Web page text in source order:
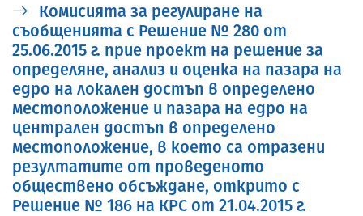
Комисията за регулиране на
съобщенията с Решение № 280 от
25.06.2015 г. прие проект на решение за
определяне, анализ и оценка на пазара на
едро на локален достъп в определено
местоположение и пазара на едро на
централен достъп в определено
местоположение, в което са отразени
резултатите от проведеното
обществено обсъждане, открито с
Решение № 186 на КРС от 21.04.2015 г.